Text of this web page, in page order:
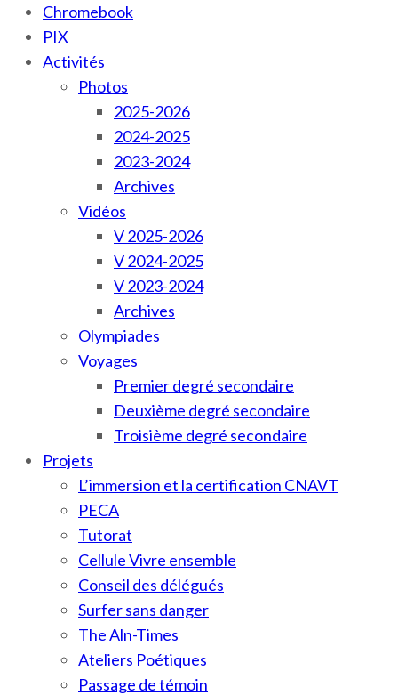
Chromebook
PIX
Activités
Photos
2025-2026
2024-2025
2023-2024
Archives
Vidéos
V 2025-2026
V 2024-2025
V 2023-2024
Archives
Olympiades
Voyages
Premier degré secondaire
Deuxième degré secondaire
Troisième degré secondaire
Projets
L’immersion et la certification CNAVT
PECA
Tutorat
Cellule Vivre ensemble
Conseil des délégués
Surfer sans danger
The Aln-Times
Ateliers Poétiques
Passage de témoin